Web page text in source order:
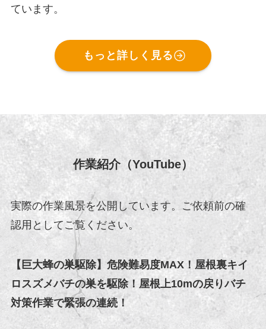
ています。
もっと詳しく見る
作業紹介（YouTube）
実際の作業風景を公開しています。ご依頼前の確
認用としてご覧ください。
【巨大蜂の巣駆除】危険難易度MAX！屋根裏キイ
ロスズメバチの巣を駆除！屋根上10mの戻りバチ
対策作業で緊張の連続！